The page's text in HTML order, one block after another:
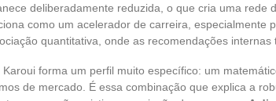
deliberadamente reduzida, o que cria uma rede
como um acelerador de carreira, especialmente
quantitativa, onde as recomendações internas
forma um perfil muito específico: um
de mercado. É essa combinação que explica a